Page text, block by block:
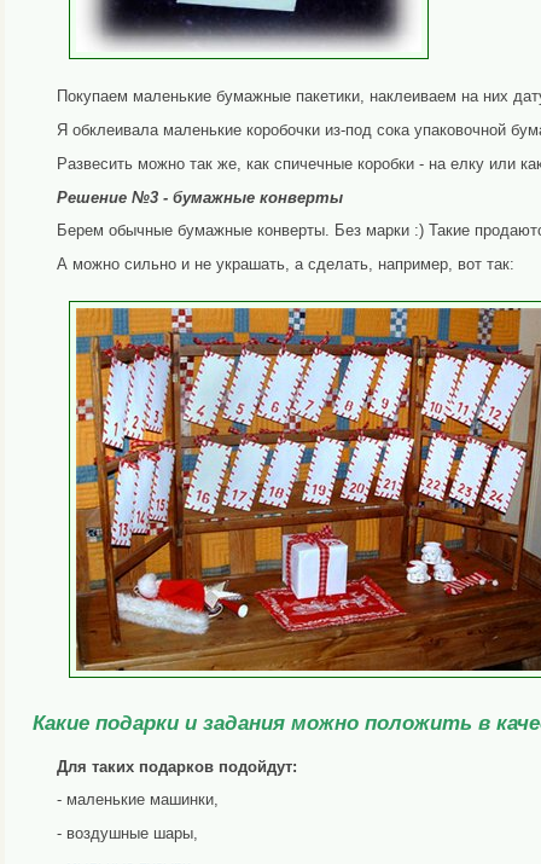
Покупаем маленькие бумажные пакетики, наклеиваем на них
Я обклеивала маленькие коробочки из-под сока упаковочной
Развесить можно так же, как спичечные коробки - на елку или
Решение №3 - бумажные конверты
Берем обычные бумажные конверты. Без марки :) Такие
А можно сильно и не украшать, а сделать, например, вот так:
Какие подарки и задания можно положить в
Для таких подарков подойдут:
- маленькие машинки,
- воздушные шары,